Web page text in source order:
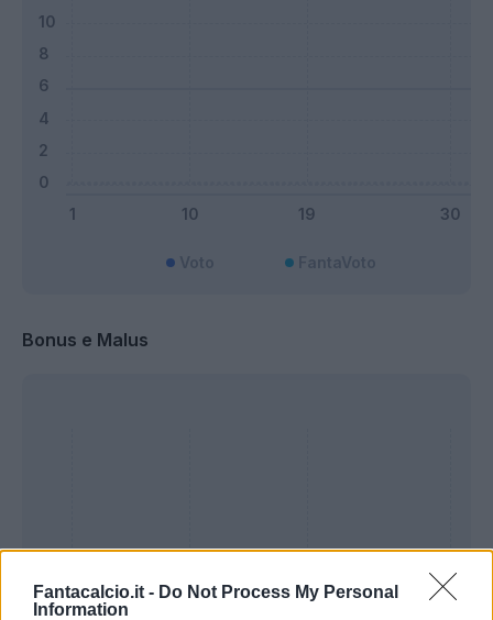
Fantacalcio.it - Do Not Process My Personal
Information
Bonus e Malus